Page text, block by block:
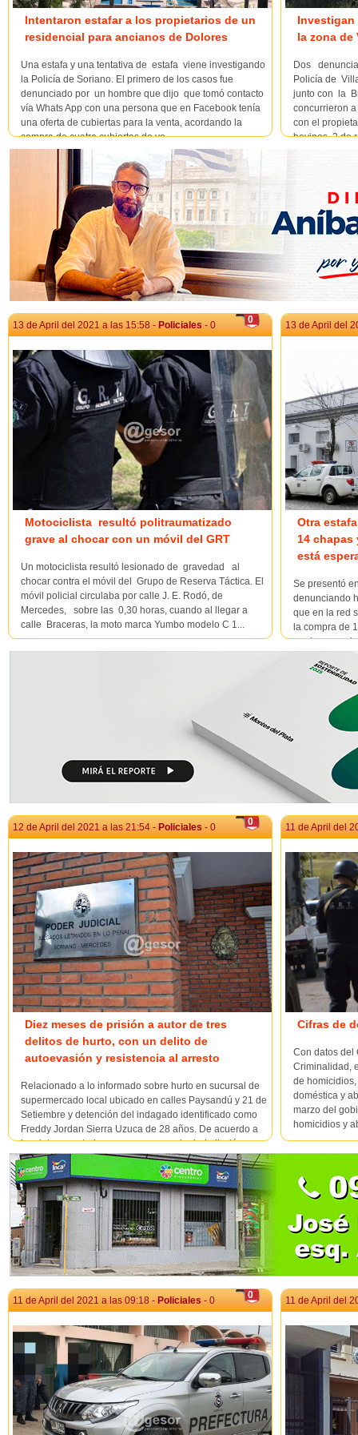
Intentaron estafar a los propietarios de un
residencial para ancianos de Dolores
Una estafa y una tentativa de estafa viene investigando
la Policía de Soriano. El primero de los casos fue
denunciado por un hombre que dijo que tomó contacto
vía Whats App con una persona que en Facebook tenía
una oferta de cubiertas para la venta, acordando la
compra de cuatro cubiertas de ve...
Investigan
la zona de
Dos
Policía de
junto con la
concurrieron
con el
bovinos, 2 de
0
13 de April del 2021 a las 15:58 - Policiales - 0
Motociclista resultó politraumatizado
grave al chocar con un móvil del GRT
Un motociclista resultó lesionado de gravedad al
chocar contra el móvil del Grupo de Reserva Táctica. El
móvil policial circulaba por calle J. E. Rodó, de
Mercedes, sobre las 0,30 horas, cuando al llegar a
calle Braceras, la moto marca Yumbo modelo C 1...
13 de April del
Otra
14
está
Se presentó
denunciando
que en la red
la compra de
por la suma
0
12 de April del 2021 a las 21:54 - Policiales - 0
Diez meses de prisión a autor de tres
delitos de hurto, con un delito de
autoevasión y resistencia al arresto
Relacionado a lo informado sobre hurto en sucursal de
supermercado local ubicado en calles Paysandú y 21 de
Setiembre y detención del indagado identificado como
Freddy Jordan Sierra Uzuca de 28 años. De acuerdo a
los datos aportados y por corresponder jurisdicción,
personal de Seccional 1a. identifica al indivi...
11 de April del
Cifras de
Con datos del
Criminalidad,
de
doméstica y
marzo del
homicidios y
0
11 de April del 2021 a las 09:18 - Policiales - 0 11 de April del